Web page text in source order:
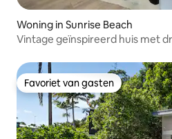
Woning in Sunrise Beach
Vintage geïnspireerd huis met
Favoriet van gasten
Favoriet van gasten